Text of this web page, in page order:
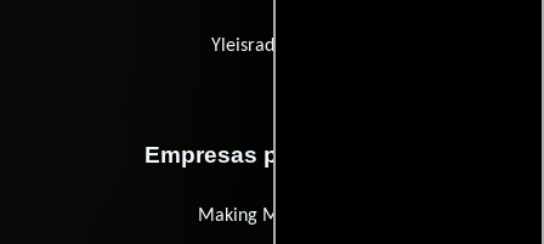
Yleisradio (YLE)
Empresas productoras
Making Movies Oy